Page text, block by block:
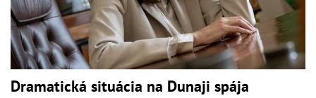
Dramatická situácia na Dunaji spája